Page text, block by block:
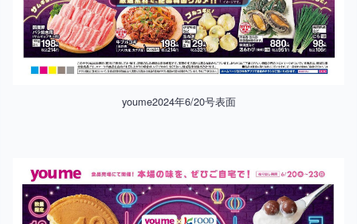
youme2024年6/20号表面